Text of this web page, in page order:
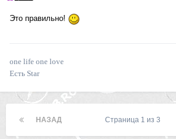
Это правильно!
one life one love
Есть Star
НАЗАД Страница 1 из 3